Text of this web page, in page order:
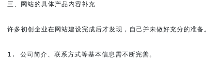
三、网站的具体产品内容补充
许多初创企业在网站建设完成后才发现，自己并未做好充分的准备。
1. 公司简介、联系方式等基本信息需不断完善。